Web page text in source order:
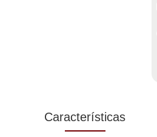
Características